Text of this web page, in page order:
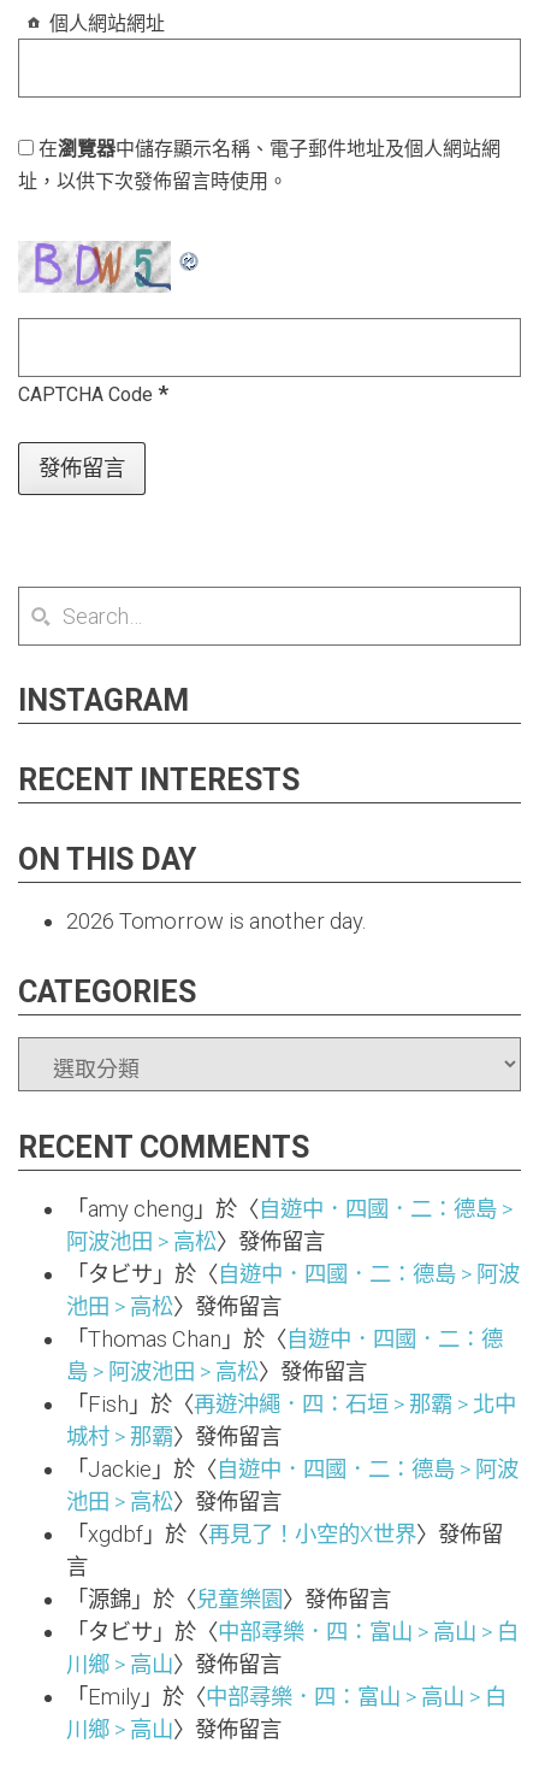
個人網站網址
在瀏覽器中儲存顯示名稱、電子郵件地址及個人網站網
址，以供下次發佈留言時使用。
CAPTCHA Code *
INSTAGRAM
RECENT INTERESTS
ON THIS DAY
2026 Tomorrow is another day.
CATEGORIES
RECENT COMMENTS
「amy cheng 」於〈自遊中．四國．二：德島 >
阿波池田 > 高松〉發佈留言
「タビサ 」於〈自遊中．四國．二：德島 > 阿波
池田 > 高松〉發佈留言
「Thomas Chan 」於〈自遊中．四國．二：德
島 > 阿波池田 > 高松〉發佈留言
「Fish 」於〈再遊沖繩．四：石垣 > 那霸 > 北中
城村 > 那霸〉發佈留言
「Jackie 」於〈自遊中．四國．二：德島 > 阿波
池田 > 高松〉發佈留言
「xgdbf 」於〈再見了！小空的X世界〉發佈留
言
「源錦 」於〈兒童樂園〉發佈留言
「タビサ 」於〈中部尋樂．四：富山 > 高山 > 白
川鄉 > 高山〉發佈留言
「Emily 」於〈中部尋樂．四：富山 > 高山 > 白
川鄉 > 高山〉發佈留言